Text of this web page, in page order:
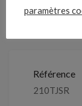
Référence
210TJSR
paramètres